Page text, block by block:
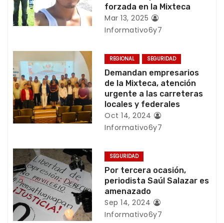
ó
n
d
e
e
n
r
a
d
a
forzada en la Mixteca
Mar 13, 2025
Informativo6y7
REGIONAL SEGURIDAD
Demandan empresarios
de la Mixteca, atención
urgente a las carreteras
locales y federales
Oct 14, 2024
Informativo6y7
SEGURIDAD
Por tercera ocasión,
periodista Saúl Salazar es
amenazado
Sep 14, 2024
Informativo6y7